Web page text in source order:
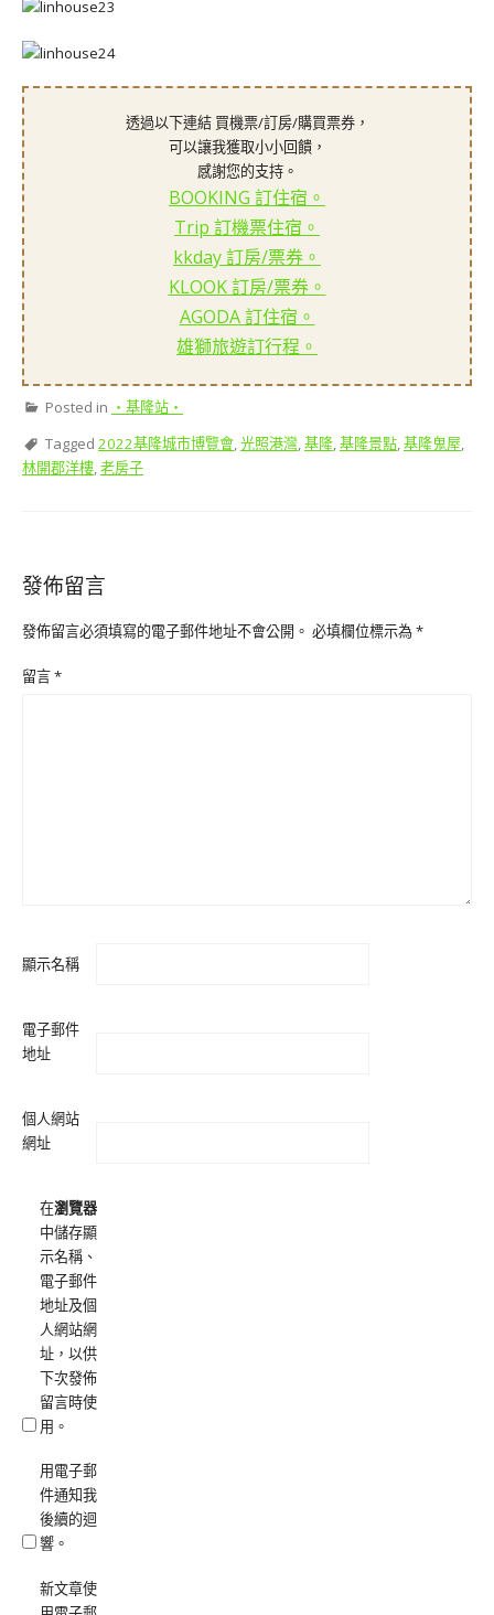
透過以下連結 買機票/訂房/購買票券，
可以讓我獲取小小回饋，
感謝您的支持。
BOOKING 訂住宿。
Trip 訂機票住宿。
kkday 訂房/票券。
KLOOK 訂房/票券。
AGODA 訂住宿。
雄獅旅遊訂行程。
Posted in ‧基隆站‧
Tagged 2022基隆城市博覽會,光照港灣,基隆,基隆景點,基隆鬼屋,
林開郡洋樓,老房子
發佈留言
發佈留言必須填寫的電子郵件地址不會公開。 必填欄位標示為*
留言*
顯示名稱
電子郵件
地址
個人網站
網址
在瀏覽器
中儲存顯
示名稱、
電子郵件
地址及個
人網站網
址，以供
下次發佈
留言時使
用。
用電子郵
件通知我
後續的迴
響。
新文章使